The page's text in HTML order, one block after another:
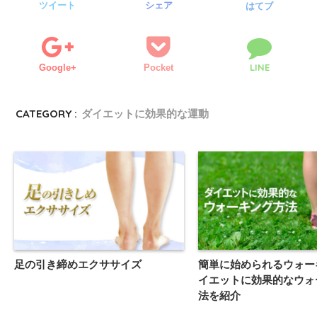
ツイート シェア はてブ
Google+ Pocket LINE
CATEGORY : ダイエットに効果的な運動
足の引き締めエクササイズ
簡単に始められるウォ
イエットに効果的なウ
法を紹介